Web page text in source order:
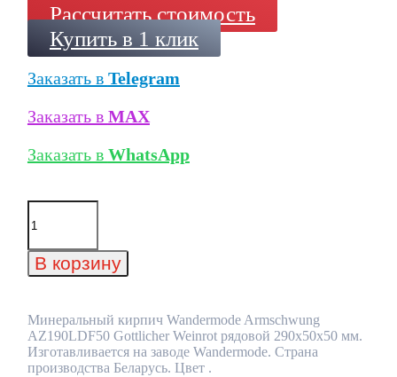
Рассчитать стоимость
Купить в 1 клик
Заказать в Telegram
Заказать в MAX
Заказать в WhatsApp
Количество
товара
кирпич
Wandermode
Gottlicher
Weinrot
рядовой
290x50x50
В корзину
Минеральный кирпич Wandermode Armschwung
AZ190LDF50 Gottlicher Weinrot рядовой 290x50x50 мм.
Изготавливается на заводе Wandermode. Страна
производства Беларусь. Цвет .